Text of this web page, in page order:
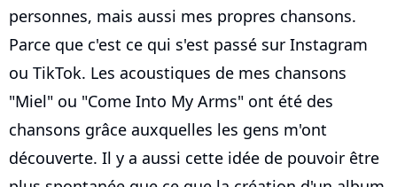
personnes, mais aussi mes propres chansons.
Parce que c'est ce qui s'est passé sur Instagram
ou TikTok. Les acoustiques de mes chansons
"Miel" ou "Come Into My Arms" ont été des
chansons grâce auxquelles les gens m'ont
découverte. Il y a aussi cette idée de pouvoir être